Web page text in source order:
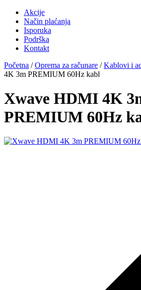
Akcije
Način plaćanja
Isporuka
Podrška
Kontakt
Početna /Oprema za računare /Kablovi i
4K 3m PREMIUM 60Hz kabl
Xwave HDMI 4K
PREMIUM 60Hz